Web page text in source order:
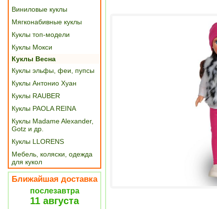
Виниловые куклы
Мягконабивные куклы
Куклы топ-модели
Куклы Мокси
Куклы Весна
Куклы эльфы, феи, пупсы
Куклы Антонио Хуан
Куклы RAUBER
Куклы PAOLA REINA
Куклы Madame Alexander,
Gotz и др.
Куклы LLORENS
Мебель, коляски, одежда
для кукол
Ближайшая доставка
послезавтра
11 августа